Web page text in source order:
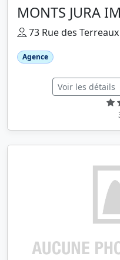
MONTS JURA
73 Rue des
Agence
Voir les détails